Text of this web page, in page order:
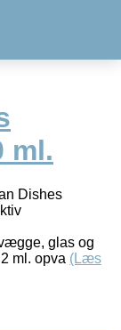
ml.
Dishes
glas og
ml. opva (Læs